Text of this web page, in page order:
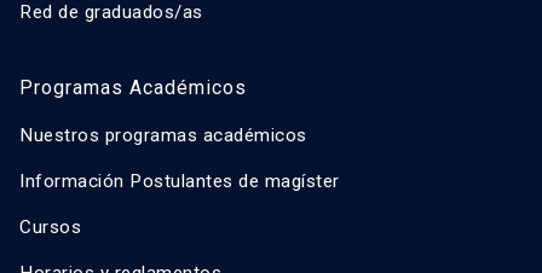
Red de graduados/as
Programas Académicos
Nuestros programas académicos
Información Postulantes de magíster
Cursos